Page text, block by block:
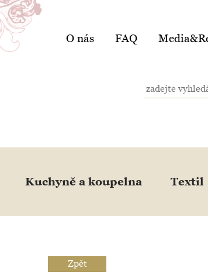
O nás FAQ
Kuchyně a koupelna Textil
Zpět